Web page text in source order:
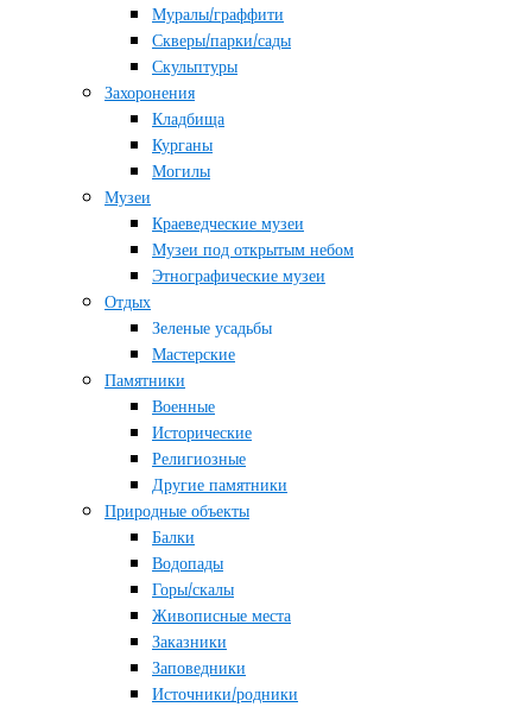
Муралы/граффити
Скверы/парки/сады
Скульптуры
Захоронения
Кладбища
Курганы
Могилы
Музеи
Краеведческие музеи
Музеи под открытым небом
Этнографические музеи
Отдых
Зеленые усадьбы
Мастерские
Памятники
Военные
Исторические
Религиозные
Другие памятники
Природные объекты
Балки
Водопады
Горы/скалы
Живописные места
Заказники
Заповедники
Источники/родники